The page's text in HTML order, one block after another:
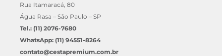
Rua Itamaracá, 80
Água Rasa – São Paulo – SP
Tel.: (11) 2076-7680
WhatsApp: (11) 94551-8264
contato@cestapremium.com.br